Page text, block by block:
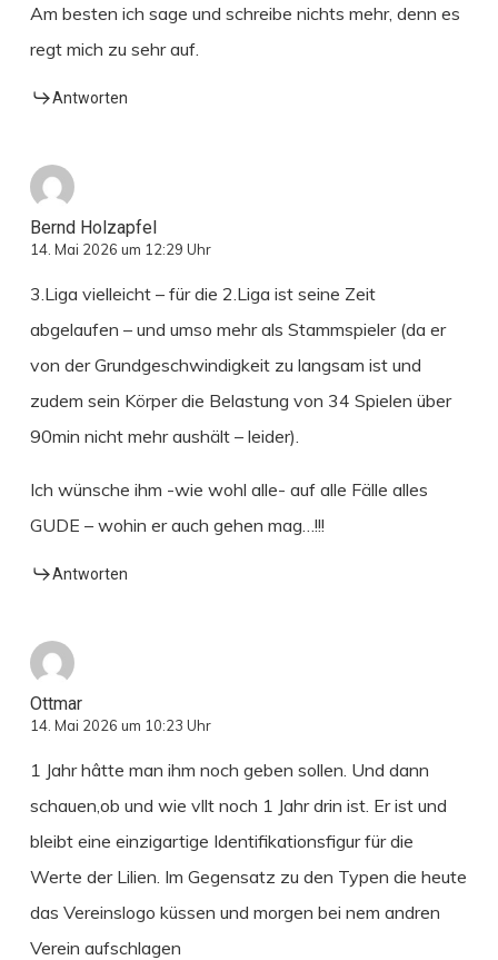
Am besten ich sage und schreibe nichts mehr, denn es
regt mich zu sehr auf.
Antworten
Bernd Holzapfel
14. Mai 2026 um 12:29 Uhr
3.Liga vielleicht – für die 2.Liga ist seine Zeit
abgelaufen – und umso mehr als Stammspieler (da er
von der Grundgeschwindigkeit zu langsam ist und
zudem sein Körper die Belastung von 34 Spielen über
90min nicht mehr aushält – leider).
Ich wünsche ihm -wie wohl alle- auf alle Fälle alles
GUDE – wohin er auch gehen mag…!!!
Antworten
Ottmar
14. Mai 2026 um 10:23 Uhr
1 Jahr hâtte man ihm noch geben sollen. Und dann
schauen,ob und wie vllt noch 1 Jahr drin ist. Er ist und
bleibt eine einzigartige Identifikationsfigur für die
Werte der Lilien. Im Gegensatz zu den Typen die heute
das Vereinslogo küssen und morgen bei nem andren
Verein aufschlagen